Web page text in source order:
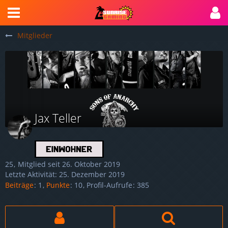
Mitglieder
Jax Teller
25 Mitglied seit 26. Oktober 2019
Letzte Aktivität: 25. Dezember 2019
Beiträge 1 Punkte 10 Profil-Aufrufe 385